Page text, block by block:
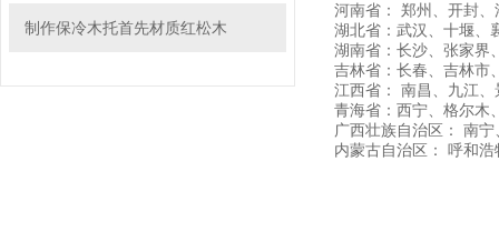
制作保冷木托首先材质红松木
河南省： 郑州、开封
湖北省：武汉、十堰、
湖南省：长沙、张家界
吉林省：长春、吉林市
江西省： 南昌、九江
青海省：西宁、格尔木
广西壮族自治区： 南
内蒙古自治区： 呼和